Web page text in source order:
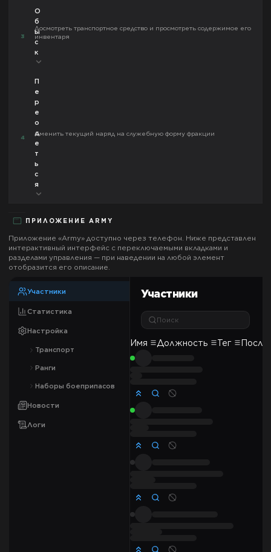
3
О
б
ы
с
к
Досмотреть транспортное средство и просмотреть содержимое его
инвентаря
4
П
е
р
е
о
д
е
т
ь
с
я
Сменить текущий наряд на служебную форму фракции
ПРИЛОЖЕНИЕARMY
Приложение «Army» доступно через телефон. Ниже представлен
интерактивный интерфейс с переключаемыми вкладками и
разделами управления — при наведении на любой элемент
отобразится его описание.
Участники
Статистика
Настройка
Транспорт
Ранги
Наборы боеприпасов
Новости
Логи
Участники
Поиск
Имя Должность Тег